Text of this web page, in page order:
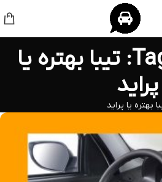
Tag Archives: تیبا بهتره یا
پراید
بهتره یا پراید